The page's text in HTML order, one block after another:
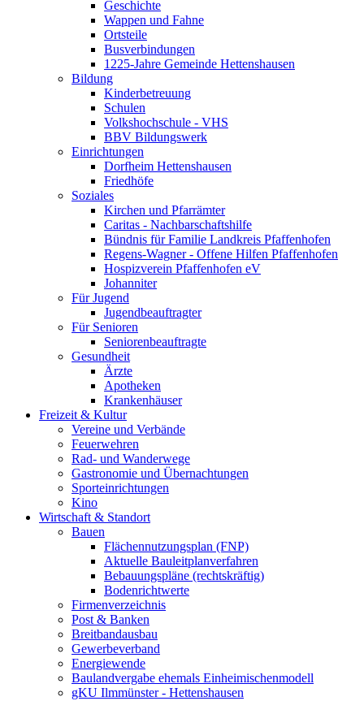
Geschichte
Wappen und Fahne
Ortsteile
Busverbindungen
1225-Jahre Gemeinde Hettenshausen
Bildung
Kinderbetreuung
Schulen
Volkshochschule - VHS
BBV Bildungswerk
Einrichtungen
Dorfheim Hettenshausen
Friedhöfe
Soziales
Kirchen und Pfarrämter
Caritas - Nachbarschaftshilfe
Bündnis für Familie Landkreis Pfaffenhofen
Regens-Wagner - Offene Hilfen Pfaffenhofen
Hospizverein Pfaffenhofen eV
Johanniter
Für Jugend
Jugendbeauftragter
Für Senioren
Seniorenbeauftragte
Gesundheit
Ärzte
Apotheken
Krankenhäuser
Freizeit & Kultur
Vereine und Verbände
Feuerwehren
Rad- und Wanderwege
Gastronomie und Übernachtungen
Sporteinrichtungen
Kino
Wirtschaft & Standort
Bauen
Flächennutzungsplan (FNP)
Aktuelle Bauleitplanverfahren
Bebauungspläne (rechtskräftig)
Bodenrichtwerte
Firmenverzeichnis
Post & Banken
Breitbandausbau
Gewerbeverband
Energiewende
Baulandvergabe ehemals Einheimischenmodell
gKU Ilmmünster - Hettenshausen